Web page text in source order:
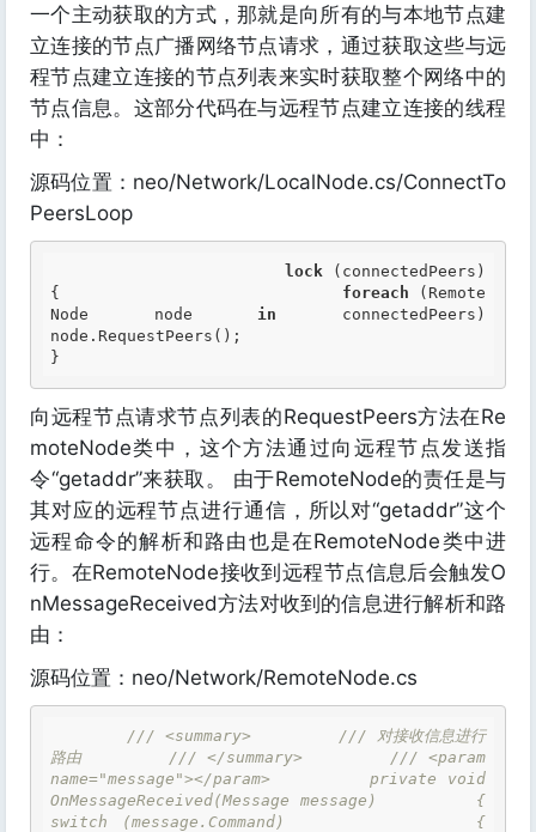
一个主动获取的方式，那就是向所有的与本地节点建
立连接的节点广播网络节点请求，通过获取这些与远
程节点建立连接的节点列表来实时获取整个网络中的
节点信息。这部分代码在与远程节点建立连接的线程
中：
源码位置：neo/Network/LocalNode.cs/ConnectTo
PeersLoop
lock (connectedPeers)
{ foreach (Remote
Node node in connectedPeers)
node.RequestPeers();
}
向远程节点请求节点列表的RequestPeers方法在Re
moteNode类中，这个方法通过向远程节点发送指
令“getaddr”来获取。 由于RemoteNode的责任是与
其对应的远程节点进行通信，所以对“getaddr”这个
远程命令的解析和路由也是在RemoteNode类中进
行。在RemoteNode接收到远程节点信息后会触发O
nMessageReceived方法对收到的信息进行解析和路
由：
源码位置：neo/Network/RemoteNode.cs
/// <summary> /// 对接收信息进行
路由
/// </summary> ///
<param
name="message"></param>
         private void
OnMessageReceived(Message message)         {
switch (message.Command)             {